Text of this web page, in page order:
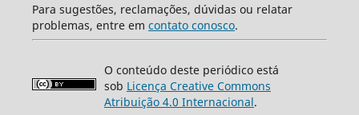
Para sugestões, reclamações, dúvidas ou relatar
problemas, entre em contato conosco.
O conteúdo deste periódico está
sob Licença Creative Commons
Atribuição 4.0 Internacional.